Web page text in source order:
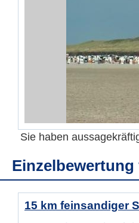
Sie haben
Einzelbewertung
15 km feinsandiger